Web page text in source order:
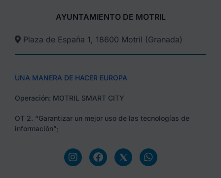
AYUNTAMIENTO DE MOTRIL
Plaza de España 1, 18600 Motril (Granada)​
UNA MANERA DE HACER EUROPA
Operación: MOTRIL SMART CITY
OT 2. “Garantizar un mejor uso de las tecnologías de
información”;